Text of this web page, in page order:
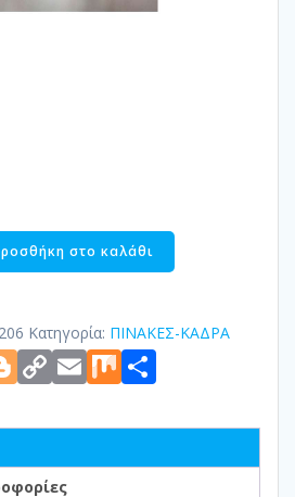
στο καλάθι
Κατηγορία: ΠΙΝΑΚΕΣ-ΚΑΔΡΑ
Blogger
Copy
Link
Email
Mix